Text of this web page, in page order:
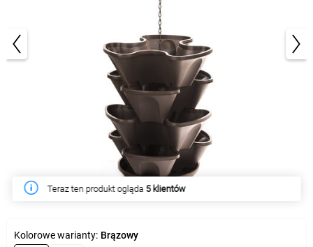
1/2
Teraz ten produkt ogląda 5 klientów
Kolorowe warianty: Brązowy